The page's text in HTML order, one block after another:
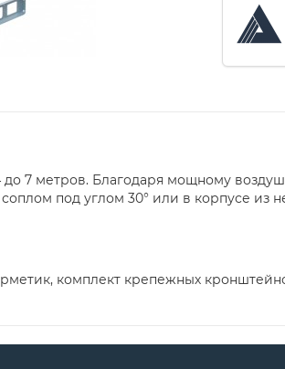
до 7 метров. Благодаря мощному
под углом 30° или в корпусе из
комплект крепежных